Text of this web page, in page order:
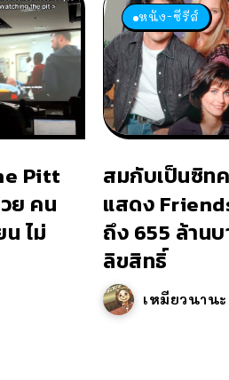
Pitt
ย คน
ไม่
หนัง-ซีรีส์
สมกับเป็นซิท
แสดง
ถึง 655 ล้าน
ลิขสิทธิ์
เหมียวนานะ